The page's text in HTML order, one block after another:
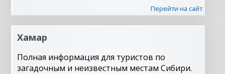
Перейти на сайт
Хамар
Полная информация для туристов по
загадочным и неизвестным местам Сибири.